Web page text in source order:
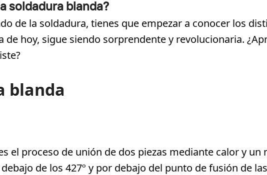
soldadura blanda?
de la soldadura, tienes que empezar a conocer los
de hoy, sigue siendo sorprendente y revolucionaria.
blanda
el proceso de unión de dos piezas mediante calor y
de los 427º y por debajo del punto de fusión de